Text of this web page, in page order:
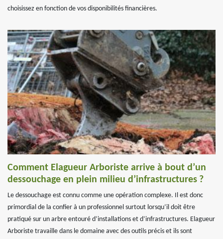
choisissez en fonction de vos disponibilités financières.
Comment Elagueur Arboriste arrive à bout d’un
dessouchage en plein milieu d’infrastructures ?
Le dessouchage est connu comme une opération complexe. Il est donc
primordial de la confier à un professionnel surtout lorsqu’il doit être
pratiqué sur un arbre entouré d’installations et d’infrastructures. Elagueur
Arboriste travaille dans le domaine avec des outils précis et ils sont